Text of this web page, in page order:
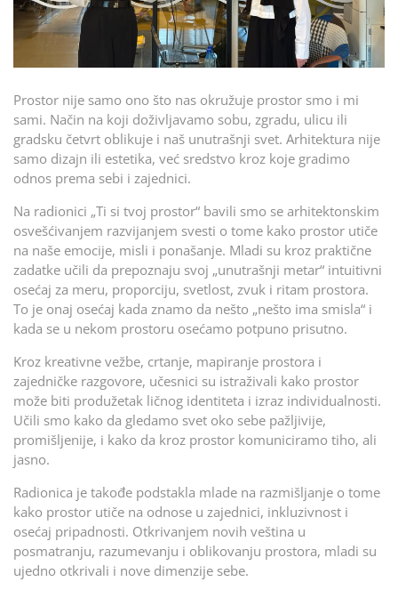
Prostor nije samo ono što nas okružuje prostor smo i mi
sami. Način na koji doživljavamo sobu, zgradu, ulicu ili
gradsku četvrt oblikuje i naš unutrašnji svet. Arhitektura nije
samo dizajn ili estetika, već sredstvo kroz koje gradimo
odnos prema sebi i zajednici.
Na radionici „Ti si tvoj prostor“ bavili smo se arhitektonskim
osvešćivanjem razvijanjem svesti o tome kako prostor utiče
na naše emocije, misli i ponašanje. Mladi su kroz praktične
zadatke učili da prepoznaju svoj „unutrašnji metar“ intuitivni
osećaj za meru, proporciju, svetlost, zvuk i ritam prostora.
To je onaj osećaj kada znamo da nešto „nešto ima smisla“ i
kada se u nekom prostoru osećamo potpuno prisutno.
Kroz kreativne vežbe, crtanje, mapiranje prostora i
zajedničke razgovore, učesnici su istraživali kako prostor
može biti produžetak ličnog identiteta i izraz individualnosti.
Učili smo kako da gledamo svet oko sebe pažljivije,
promišljenije, i kako da kroz prostor komuniciramo tiho, ali
jasno.
Radionica je takođe podstakla mlade na razmišljanje o tome
kako prostor utiče na odnose u zajednici, inkluzivnost i
osećaj pripadnosti. Otkrivanjem novih veština u
posmatranju, razumevanju i oblikovanju prostora, mladi su
ujedno otkrivali i nove dimenzije sebe.